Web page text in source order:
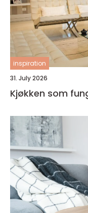
inspiration
31. July 2026
Kjøkken som